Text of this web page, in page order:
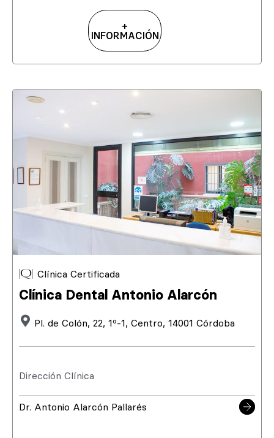
+
INFORMACIÓN
Clínica Certificada
Clínica Dental Antonio Alarcón
Pl. de Colón, 22, 1º-1, Centro, 14001 Córdoba
Dirección Clínica
Dr. Antonio Alarcón Pallarés